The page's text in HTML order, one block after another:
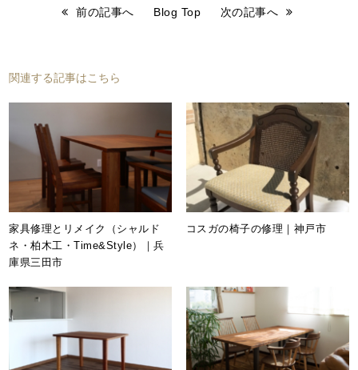
前の記事へ Blog Top 次の記事へ
関連する記事はこちら
家具修理とリメイク（シャルド
ネ・柏木工・Time&Style）｜兵
庫県三田市
コスガの椅子の修理｜神戸市